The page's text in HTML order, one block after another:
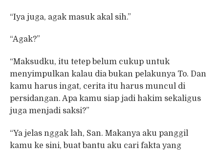
“Iya juga, agak masuk akal sih.”
“Agak?”
“Maksudku, itu tetep belum cukup untuk
menyimpulkan kalau dia bukan pelakunya To. Dan
kamu harus ingat, cerita itu harus muncul di
persidangan. Apa kamu siap jadi hakim sekaligus
juga menjadi saksi?”
“Ya jelas nggak lah, San. Makanya aku panggil
kamu ke sini, buat bantu aku cari fakta yang